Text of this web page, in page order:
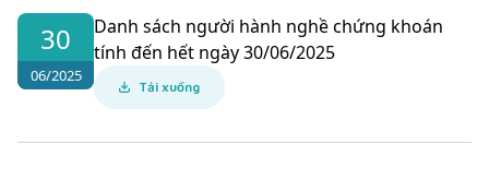
30
06/2025
Danh sách người hành nghề chứng khoán
tính đến hết ngày 30/06/2025
Tải xuống